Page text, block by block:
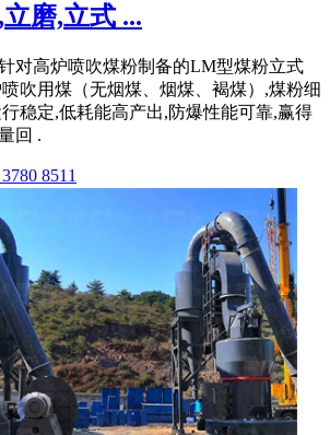
磨,立式 ...
对高炉喷吹煤粉制备的LM型煤粉立式
吹用煤（无烟煤、烟煤、褐煤）,煤粉细
稳定,低耗能高产出,防爆性能可靠,赢得
回 .
8511